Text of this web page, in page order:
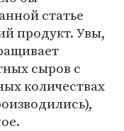
статье
продукт. Увы,
сыров с
количествах